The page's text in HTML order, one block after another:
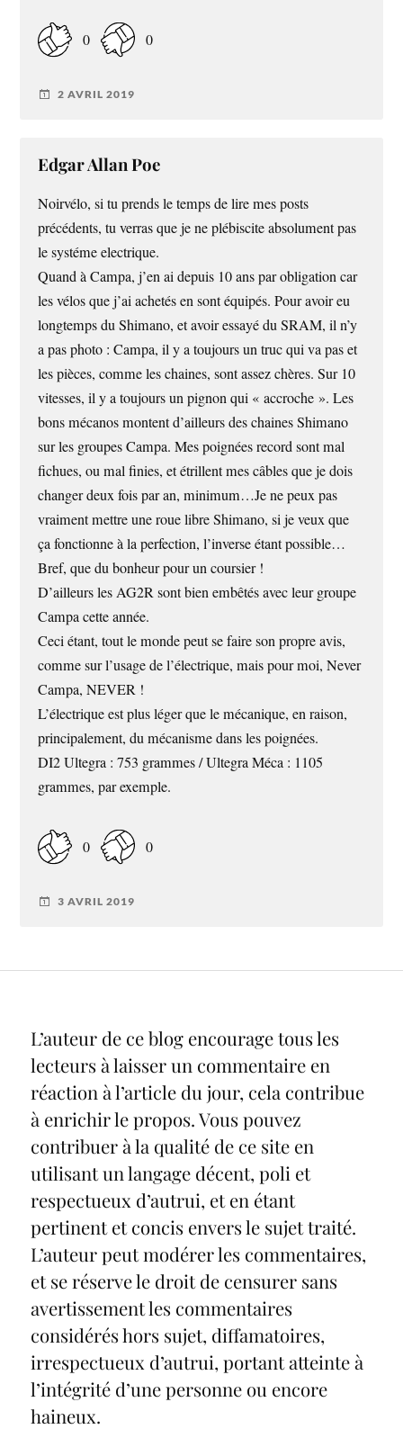
0 0
2 AVRIL 2019
Edgar Allan Poe
Noirvélo, si tu prends le temps de lire mes posts
précédents, tu verras que je ne plébiscite absolument pas
le systéme electrique.
Quand à Campa, j’en ai depuis 10 ans par obligation car
les vélos que j’ai achetés en sont équipés. Pour avoir eu
longtemps du Shimano, et avoir essayé du SRAM, il n’y
a pas photo : Campa, il y a toujours un truc qui va pas et
les pièces, comme les chaines, sont assez chères. Sur 10
vitesses, il y a toujours un pignon qui « accroche ». Les
bons mécanos montent d’ailleurs des chaines Shimano
sur les groupes Campa. Mes poignées record sont mal
fichues, ou mal finies, et étrillent mes câbles que je dois
changer deux fois par an, minimum…Je ne peux pas
vraiment mettre une roue libre Shimano, si je veux que
ça fonctionne à la perfection, l’inverse étant possible…
Bref, que du bonheur pour un coursier !
D’ailleurs les AG2R sont bien embêtés avec leur groupe
Campa cette année.
Ceci étant, tout le monde peut se faire son propre avis,
comme sur l’usage de l’électrique, mais pour moi, Never
Campa, NEVER !
L’électrique est plus léger que le mécanique, en raison,
principalement, du mécanisme dans les poignées.
DI2 Ultegra : 753 grammes / Ultegra Méca : 1105
grammes, par exemple.
0 0
3 AVRIL 2019
L’auteur de ce blog encourage tous les
lecteurs à laisser un commentaire en
réaction à l’article du jour, cela contribue
à enrichir le propos. Vous pouvez
contribuer à la qualité de ce site en
utilisant un langage décent, poli et
respectueux d’autrui, et en étant
pertinent et concis envers le sujet traité.
L’auteur peut modérer les commentaires,
et se réserve le droit de censurer sans
avertissement les commentaires
considérés hors sujet, diffamatoires,
irrespectueux d’autrui, portant atteinte à
l’intégrité d’une personne ou encore
haineux.